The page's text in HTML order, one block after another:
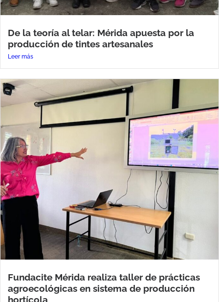
De la teoría al telar: Mérida apuesta por la
producción de tintes artesanales
Leer más
Fundacite Mérida realiza taller de prácticas
agroecológicas en sistema de producción
hortícola